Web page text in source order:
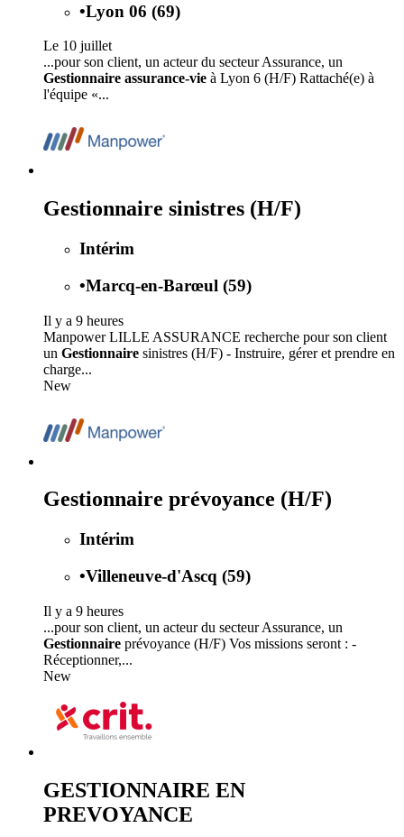
•Lyon 06 (69)
Le 10 juillet
...pour son client, un acteur du secteur Assurance, un
Gestionnaire assurance-vie à Lyon 6 (H/F) Rattaché(e) à
l'équipe «...
Gestionnaire sinistres (H/F)
Intérim
•Marcq-en-Barœul (59)
Il y a 9 heures
Manpower LILLE ASSURANCE recherche pour son client
un Gestionnaire sinistres (H/F) - Instruire, gérer et prendre en
charge...
New
Gestionnaire prévoyance (H/F)
Intérim
•Villeneuve-d'Ascq (59)
Il y a 9 heures
...pour son client, un acteur du secteur Assurance, un
Gestionnaire prévoyance (H/F) Vos missions seront : -
Réceptionner,...
New
GESTIONNAIRE EN
PREVOYANCE